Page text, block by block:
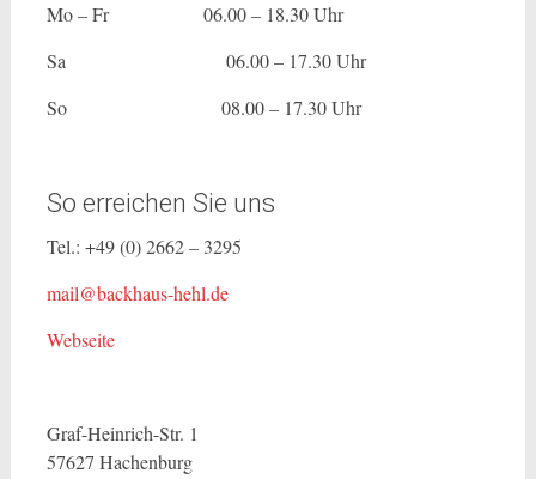
Mo – Fr 06.00 – 18.30 Uhr
Sa 06.00 – 17.30 Uhr
So 08.00 – 17.30 Uhr
So erreichen Sie uns
Tel.: +49 (0) 2662 – 3295
mail@backhaus-hehl.de
Webseite
Graf-Heinrich-Str. 1
57627 Hachenburg